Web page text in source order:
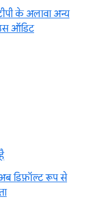
के अलावा अन्य
ऑडिट
डिफ़ॉल्ट रूप से